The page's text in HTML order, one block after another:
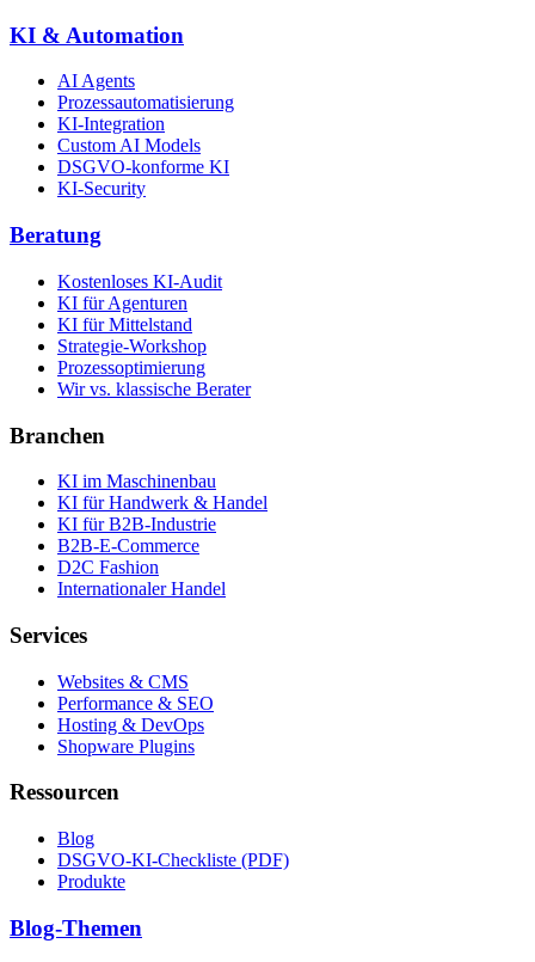
KI & Automation
AI Agents
Prozessautomatisierung
KI-Integration
Custom AI Models
DSGVO-konforme KI
KI-Security
Beratung
Kostenloses KI-Audit
KI für Agenturen
KI für Mittelstand
Strategie-Workshop
Prozessoptimierung
Wir vs. klassische Berater
Branchen
KI im Maschinenbau
KI für Handwerk & Handel
KI für B2B-Industrie
B2B-E-Commerce
D2C Fashion
Internationaler Handel
Services
Websites & CMS
Performance & SEO
Hosting & DevOps
Shopware Plugins
Ressourcen
Blog
DSGVO-KI-Checkliste (PDF)
Produkte
Blog-Themen